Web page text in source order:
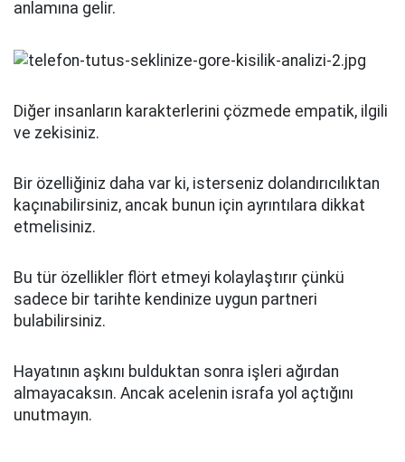
anlamına gelir.
Diğer insanların karakterlerini çözmede empatik, ilgili
ve zekisiniz.
Bir özelliğiniz daha var ki, isterseniz dolandırıcılıktan
kaçınabilirsiniz, ancak bunun için ayrıntılara dikkat
etmelisiniz.
Bu tür özellikler flört etmeyi kolaylaştırır çünkü
sadece bir tarihte kendinize uygun partneri
bulabilirsiniz.
Hayatının aşkını bulduktan sonra işleri ağırdan
almayacaksın. Ancak acelenin israfa yol açtığını
unutmayın.